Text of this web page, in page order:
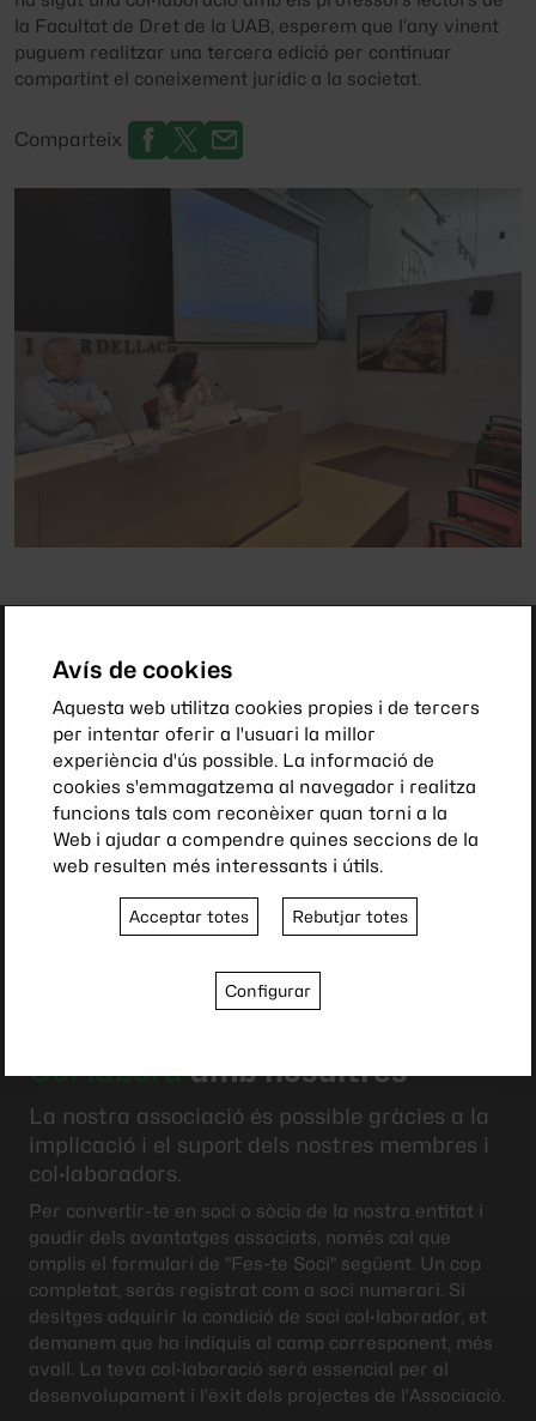
la Facultat de Dret de la UAB, esperem que l’any vinent
puguem realitzar una tercera edició per continuar
compartint el coneixement jurídic a la societat.
Comparteix
Col·laboraamb nosaltres
La nostra associació és possible gràcies a la
implicació i el suport dels nostres membres i
col·laboradors.
Per convertir-te en soci o sòcia de la nostra entitat i
gaudir dels avantatges associats, només cal que
omplis el formulari de "Fes-te Soci" següent. Un cop
completat, seràs registrat com a soci numerari. Si
desitges adquirir la condició de soci col·laborador, et
demanem que ho indiquis al camp corresponent, més
avall. La teva col·laboració serà essencial per al
desenvolupament i l'èxit dels projectes de l'Associació.
Avís de cookies
Aquesta web utilitza cookies propies i de tercers
per intentar oferir a l'usuari la millor
experiència d'ús possible. La informació de
cookies s'emmagatzema al navegador i realitza
funcions tals com reconèixer quan torni a la
Web i ajudar a compendre quines seccions de la
web resulten més interessants i útils.
Acceptar totes Rebutjar totes
Configurar